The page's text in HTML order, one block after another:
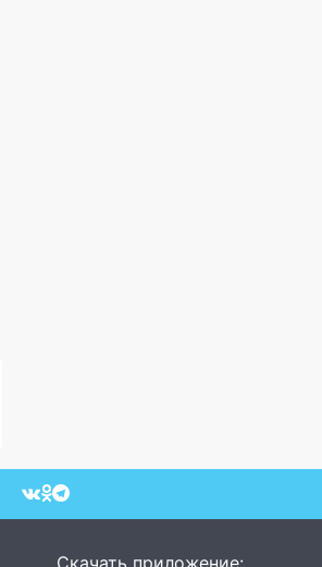
Скачать приложение: